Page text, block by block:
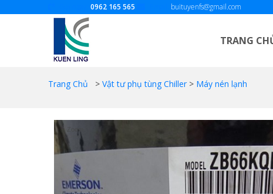
0962 165 565 buituyenfs@gmail.com
TRANG
Trang Chủ > Vật tư phụ tùng Chiller > Máy nén lạnh
Zoom